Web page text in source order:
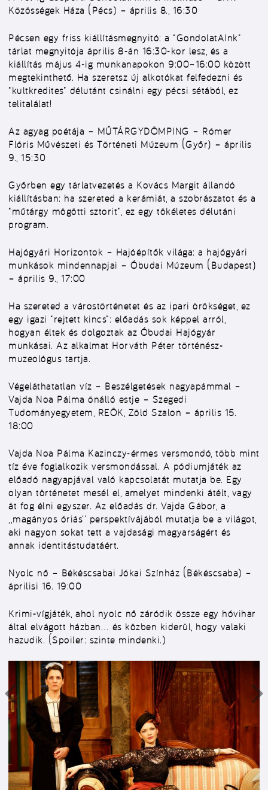
Közösségek Háza (Pécs) – április 8., 16:30
Pécsen egy friss kiállításmegnyitó: a “GondolatAInk”
tárlat megnyitója április 8-án 16:30-kor lesz, és a
kiállítás május 4-ig munkanapokon 9:00–16:00 között
megtekinthető. Ha szeretsz új alkotókat felfedezni és
“kultkredites” délutánt csinálni egy pécsi sétából, ez
telitalálat!
Az agyag poétája – MŰTÁRGYDÖMPING – Rómer
Flóris Művészeti és Történeti Múzeum (Győr) – április
9., 15:30
Győrben egy tárlatvezetés a Kovács Margit állandó
kiállításban: ha szereted a kerámiát, a szobrászatot és a
“műtárgy mögötti sztorit”, ez egy tökéletes délutáni
program.
Hajógyári Horizontok – Hajóépítők világa: a hajógyári
munkások mindennapjai – Óbudai Múzeum (Budapest)
– április 9., 17:00
Ha szereted a várostörténetet és az ipari örökséget, ez
egy igazi “rejtett kincs”: előadás sok képpel arról,
hogyan éltek és dolgoztak az Óbudai Hajógyár
munkásai. Az alkalmat Horváth Péter történész-
muzeológus tartja.
Végeláthatatlan víz – Beszélgetések nagyapámmal –
Vajda Noa Pálma önálló estje – Szegedi
Tudományegyetem, REÖK, Zöld Szalon – április 15.
18:00
Vajda Noa Pálma Kazinczy-érmes versmondó, több mint
tíz éve foglalkozik versmondással. A pódiumjáték az
előadó nagyapjával való kapcsolatát mutatja be. Egy
olyan történetet mesél el, amelyet mindenki átélt, vagy
át fog élni egyszer. Az előadás dr. Vajda Gábor, a
,,magányos óriás’’ perspektívájából mutatja be a világot,
aki nagyon sokat tett a vajdasági magyarságért és
annak identitástudatáért.
Nyolc nő – Békéscsabai Jókai Színház (Békéscsaba) –
áprilisi 16. 19:00
Krimi-vígjáték, ahol nyolc nő záródik össze egy hóvihar
által elvágott házban… és közben kiderül, hogy valaki
hazudik. (Spoiler: szinte mindenki.)